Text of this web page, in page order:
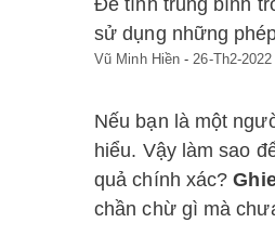
Để tính trung bình
sử dụng những
Vũ Minh Hiền -26-Th2-2022
Nếu bạn là một
hiểu. Vậy làm sao
quả chính xác?
chần chừ gì mà